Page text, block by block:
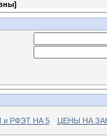
]
и РФЭТ НА 5 ЦЕНЫ НА